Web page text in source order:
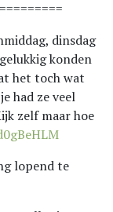
dinsdag
konden
het toch wat
had ze veel
zelf maar hoe
lopend te